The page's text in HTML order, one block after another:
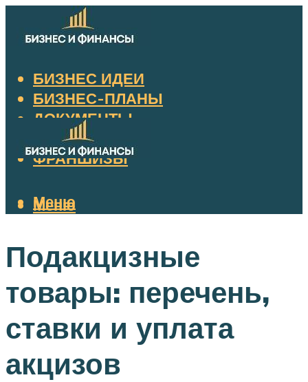
БИЗНЕС ИДЕИ
БИЗНЕС-ПЛАНЫ
ДОКУМЕНТЫ
НАЛОГИ
ФРАНШИЗЫ
Меню
Меню
Подакцизные
товары: перечень,
ставки и уплата
акцизов